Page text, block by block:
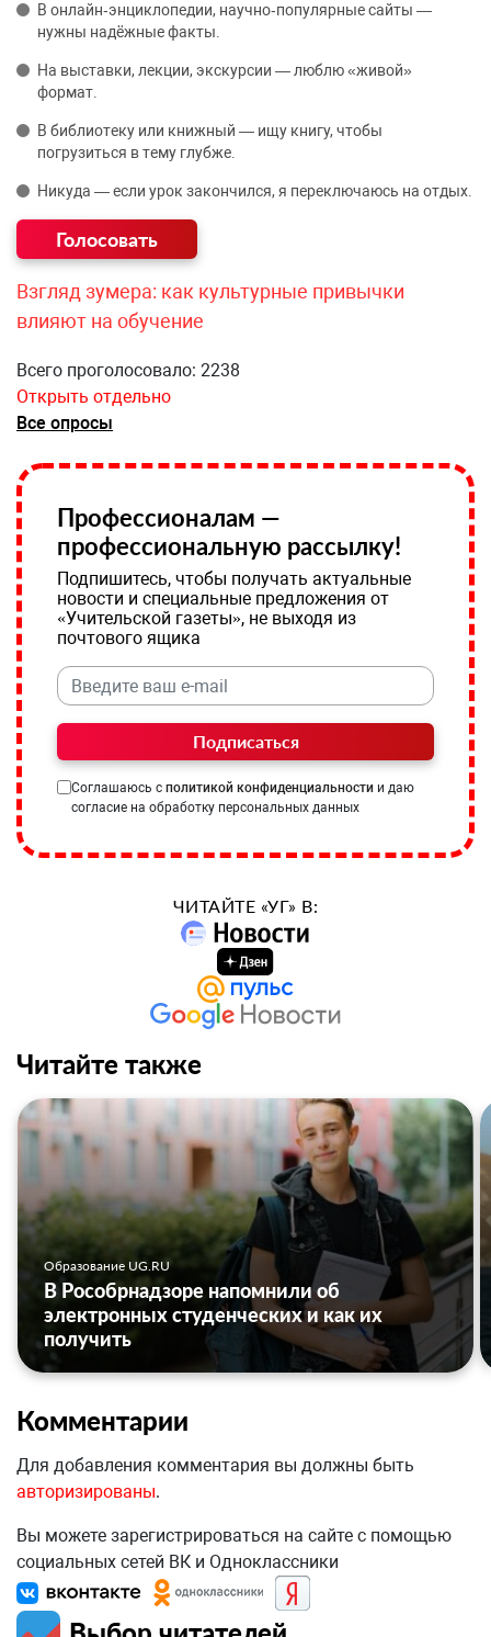
В онлайн‑энциклопедии, научно‑популярные сайты —
нужны надёжные факты.
На выставки, лекции, экскурсии — люблю «живой»
формат.
В библиотеку или книжный — ищу книгу, чтобы
погрузиться в тему глубже.
Никуда — если урок закончился, я переключаюсь на отдых.
Взгляд зумера: как культурные привычки
влияют на обучение
Всего проголосовало: 2238
Открыть отдельно
Все опросы
Профессионалам —
профессиональную рассылку!
Подпишитесь, чтобы получать актуальные
новости и специальные предложения от
«Учительской газеты», не выходя из
почтового ящика
Подписаться
Соглашаюсь с политикой конфиденциальности и даю
согласие на обработку персональных данных
ЧИТАЙТЕ «УГ» В:
Читайте также
Образование UG.RU
В Рособрнадзоре напомнили об
электронных студенческих и как их
получить
Комментарии
Для добавления комментария вы должны быть
авторизированы.
Вы можете зарегистрироваться на сайте с помощью
социальных сетей ВК и Одноклассники